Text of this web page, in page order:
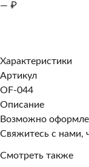
— ₽
Характеристики
Артикул
OF-044
Описание
Возможно
Свяжитесь с нами,
Смотреть также